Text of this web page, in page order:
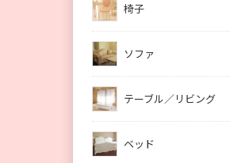
椅子
ソファ
テーブル／リビング
ベッド